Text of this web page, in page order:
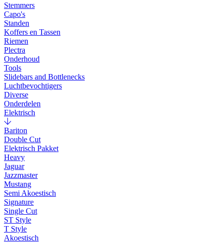
Stemmers
Capo's
Standen
Koffers en Tassen
Riemen
Plectra
Onderhoud
Tools
Slidebars and Bottlenecks
Luchtbevochtigers
Diverse
Onderdelen
Elektrisch
Bariton
Double Cut
Elektrisch Pakket
Heavy
Jaguar
Jazzmaster
Mustang
Semi Akoestisch
Signature
Single Cut
ST Style
T Style
Akoestisch